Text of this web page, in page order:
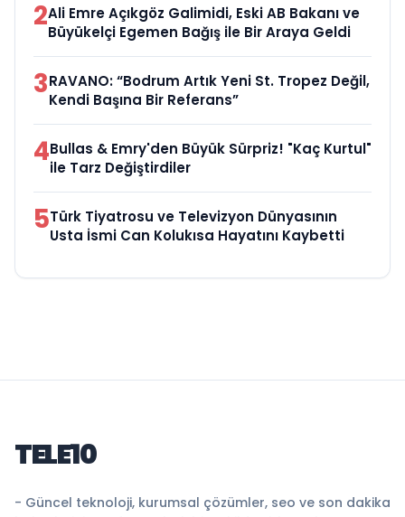
2Ali Emre Açıkgöz Galimidi, Eski AB Bakanı ve
Büyükelçi Egemen Bağış ile Bir Araya Geldi
3RAVANO: “Bodrum Artık Yeni St. Tropez Değil,
Kendi Başına Bir Referans”
4Bullas & Emry'den Büyük Sürpriz! "Kaç Kurtul"
ile Tarz Değiştirdiler
5Türk Tiyatrosu ve Televizyon Dünyasının
Usta İsmi Can Kolukısa Hayatını Kaybetti
TELE10
- Güncel teknoloji, kurumsal çözümler, seo ve son dakika